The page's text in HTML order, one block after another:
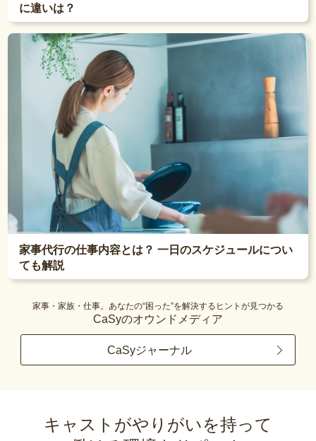
に違いは？
家事代行の仕事内容とは？ 一日のスケジュールについ
ても解説
家事・家族・仕事。あなたの“困った”を解決するヒントが見つかる
CaSyのオウンドメディア
CaSyジャーナル
キャストがやりがいを持って